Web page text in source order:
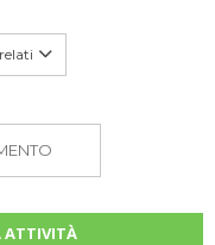
ATTIVITÀ